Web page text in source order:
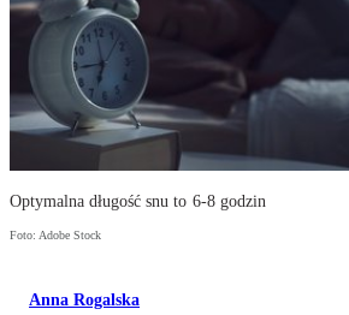
Optymalna długość snu to 6-8 godzin
Foto: Adobe Stock
Anna Rogalska